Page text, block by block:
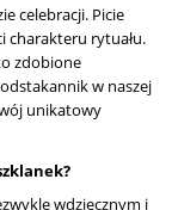
celebracji. Picie
charakteru rytuału.
zdobione
w naszej
unikatowy
wdzięcznym i